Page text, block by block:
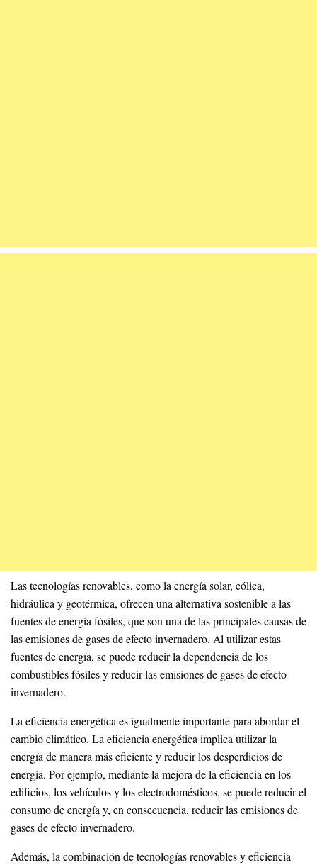
Las tecnologías renovables, como la energía solar, eólica,
hidráulica y geotérmica, ofrecen una alternativa sostenible a las
fuentes de energía fósiles, que son una de las principales causas de
las emisiones de gases de efecto invernadero. Al utilizar estas
fuentes de energía, se puede reducir la dependencia de los
combustibles fósiles y reducir las emisiones de gases de efecto
invernadero.
La eficiencia energética es igualmente importante para abordar el
cambio climático. La eficiencia energética implica utilizar la
energía de manera más eficiente y reducir los desperdicios de
energía. Por ejemplo, mediante la mejora de la eficiencia en los
edificios, los vehículos y los electrodomésticos, se puede reducir el
consumo de energía y, en consecuencia, reducir las emisiones de
gases de efecto invernadero.
Además, la combinación de tecnologías renovables y eficiencia